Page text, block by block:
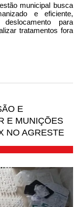
municipal busca
e eficiente,
para
tratamentos fora
E
E MUNIÇÕES
NO AGRESTE